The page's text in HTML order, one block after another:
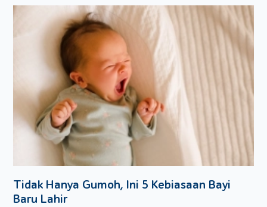
Tidak Hanya Gumoh, Ini 5 Kebiasaan Bayi
Baru Lahir